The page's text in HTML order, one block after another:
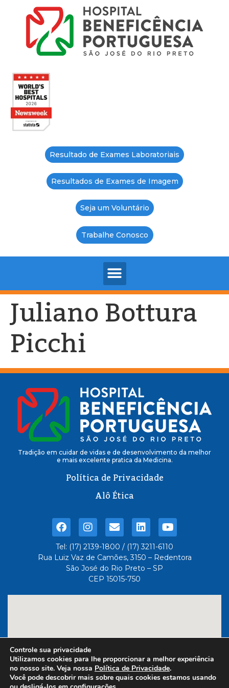
Resultado de Exames Laboratoriais
Resultados de Exames de Imagem
Seja um Voluntário
Trabalhe Conosco
Juliano Bottura
Picchi
Tradição em cuidar de vidas e de desenvolvimento da melhor
e mais excelente pratica da Medicina.
Política de Privacidade
Alô Ética
Tel: (17) 2139-1800 / (17) 3211-6110
Rua Luiz Vaz de Camões, 3150 – Redentora
São José do Rio Preto – SP
CEP 15015-750
Controle sua privacidade
Utilizamos cookies para lhe proporcionar a melhor experiência
no nosso site. Veja nossa Política de Privacidade.
Você pode descobrir mais sobre quais cookies estamos usando